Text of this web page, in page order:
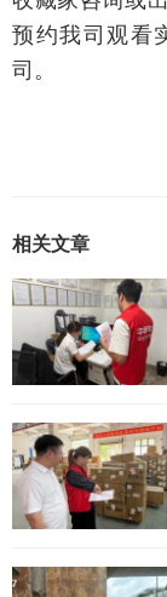
预约我司观看
司。
相关文章